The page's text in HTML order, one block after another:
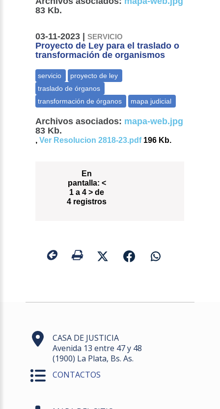
83 Kb.
03-11-2023 |SERVICIO
Proyecto de Ley para el traslado o
transformación de organismos
Archivos asociados: mapa-web.jpg
83 Kb.
,Ver Resolucion 2818-23.pdf196 Kb.
En
pantalla: <
1 a 4 > de
4 registros
CASA DE JUSTICIA
Avenida 13 entre 47 y 48
(1900) La Plata, Bs. As.
CONTACTOS